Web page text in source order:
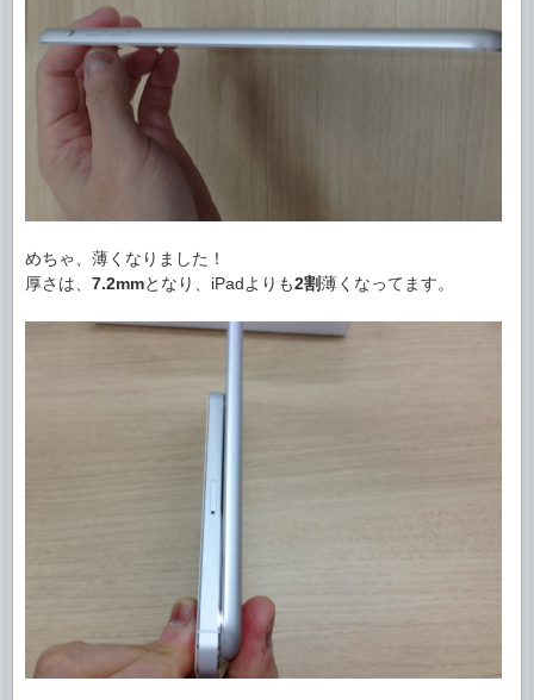
めちゃ、薄くなりました！
厚さは、 7.2mmとなり、iPadよりも2割薄くなってます。